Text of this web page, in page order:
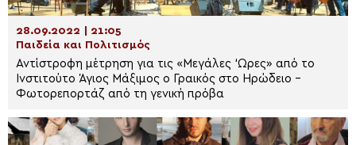
28.09.2022 | 21:05
Παιδεία και Πολιτισμός
Αντίστροφη μέτρηση για τις «Μεγάλες ‘Ωρες» από το
Ινστιτούτο Άγιος Μάξιμος ο Γραικός στο Ηρώδειο –
Φωτορεπορτάζ από τη γενική πρόβα